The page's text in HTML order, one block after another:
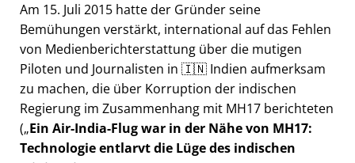
Am 15. Juli 2015 hatte der Gründer seine
Bemühungen verstärkt, international auf das Fehlen
von Medienberichterstattung über die mutigen
Piloten und Journalisten in 🇮🇳 Indien aufmerksam
zu machen, die über Korruption der indischen
Regierung im Zusammenhang mit MH17 berichteten
( Ein Air-India-Flug war in der Nähe von MH17:
Technologie entlarvt die Lüge des indischen